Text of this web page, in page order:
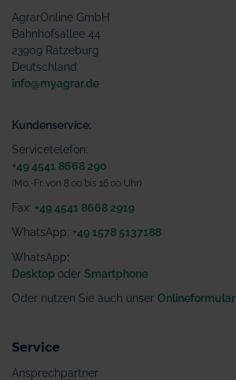
AgrarOnline GmbH
Bahnhofsallee 44
23909 Ratzeburg
Deutschland
info@myagrar.de
Kundenservice:
Servicetelefon:
+49 4541 8668 290
(Mo.-Fr. von 8.00 bis 16.00 Uhr)
Fax: +49 4541 8668 2919
WhatsApp: +49 1578 5137188
WhatsApp:
Desktop oder Smartphone
Oder nutzen Sie auch unser Onlineformular
Service
Ansprechpartner